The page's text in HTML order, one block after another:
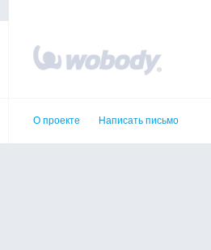
О проекте Написать письмо